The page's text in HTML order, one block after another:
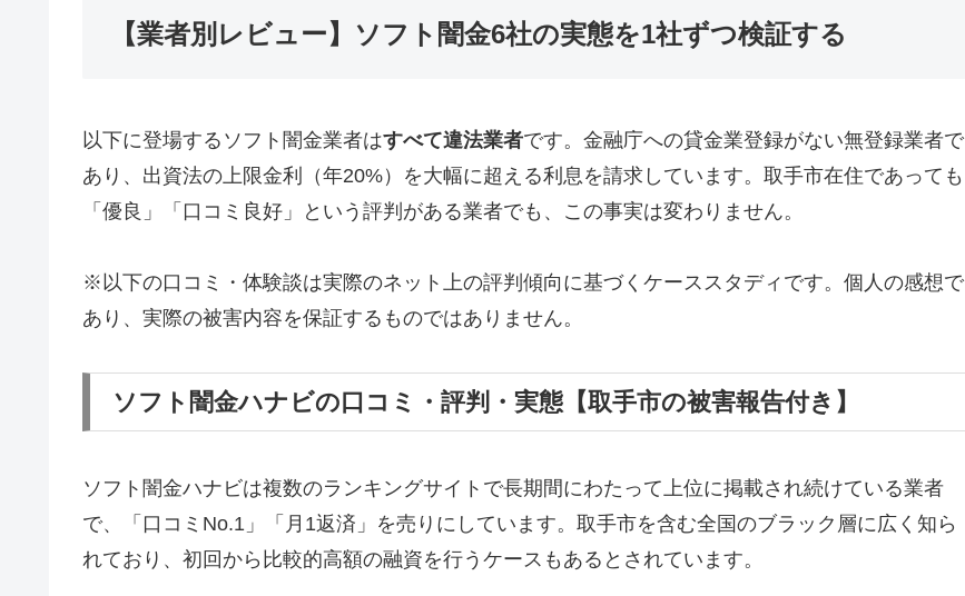
【業者別レビュー】ソフト闇金6社の実態を1社ずつ検証する
以下に登場するソフト闇金業者はすべて違法業者です。金融庁への貸金業登録がない無登録業者で
あり、出資法の上限金利（年20%）を大幅に超える利息を請求しています。取手市在住であっても
「優良」「口コミ良好」という評判がある業者でも、この事実は変わりません。
※以下の口コミ・体験談は実際のネット上の評判傾向に基づくケーススタディです。個人の感想で
あり、実際の被害内容を保証するものではありません。
ソフト闇金ハナビの口コミ・評判・実態【取手市の被害報告付き】
ソフト闇金ハナビは複数のランキングサイトで長期間にわたって上位に掲載され続けている業者
で、「口コミNo.1」「月1返済」を売りにしています。取手市を含む全国のブラック層に広く知ら
れており、初回から比較的高額の融資を行うケースもあるとされています。